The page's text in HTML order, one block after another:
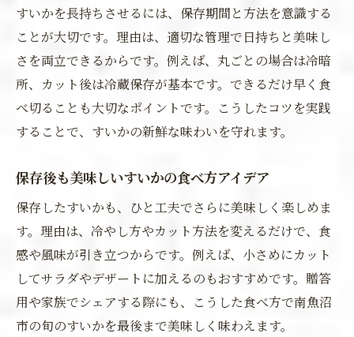
すいかを長持ちさせるには、保存期間と方法を意識する
ことが大切です。理由は、適切な管理で日持ちと美味し
さを両立できるからです。例えば、丸ごとの場合は冷暗
所、カット後は冷蔵保存が基本です。できるだけ早く食
べ切ることも大切なポイントです。こうしたコツを実践
することで、すいかの新鮮な味わいを守れます。
保存後も美味しいすいかの食べ方アイデア
保存したすいかも、ひと工夫でさらに美味しく楽しめま
す。理由は、冷やし方やカット方法を変えるだけで、食
感や風味が引き立つからです。例えば、小さめにカット
してサラダやデザートに加えるのもおすすめです。贈答
用や家族でシェアする際にも、こうした食べ方で南魚沼
市の旬のすいかを最後まで美味しく味わえます。